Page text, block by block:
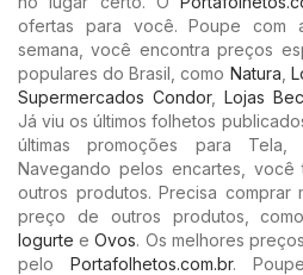
ofertas para você. Poupe com
semana, você encontra preços
populares do Brasil, como Natura
Supermercados Condor, Lojas
Já viu os últimos folhetos
últimas promoções para Tela,
Navegando pelos encartes, você
outros produtos. Precisa comprar
preço de outros produtos,
Iogurte eOvos. Os melhores
pelo Portafolhetos.com.br.